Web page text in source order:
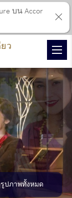
ปภาพทั้งหมด
ว
บน Accor